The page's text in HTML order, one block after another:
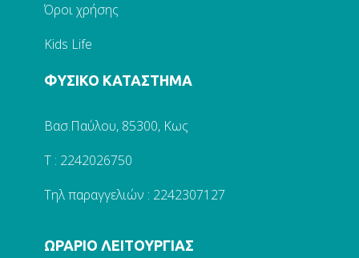
Όροι χρήσης
Kids Life
ΦΥΣΙΚΟ ΚΑΤΑΣΤΗΜΑ
Βασ.Παύλου, 85300, Κως
Τ : 2242026750
Τηλ παραγγελιών : 2242307127
ΩΡΑΡΙΟ ΛΕΙΤΟΥΡΓΙΑΣ